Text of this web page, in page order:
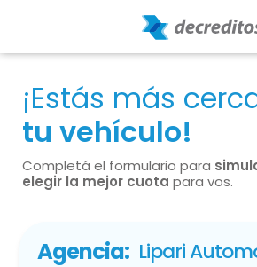
¡Estás más
tu vehículo!
Completá el formulario para
elegir la mejor cuota para vos.
Agencia: Lipari